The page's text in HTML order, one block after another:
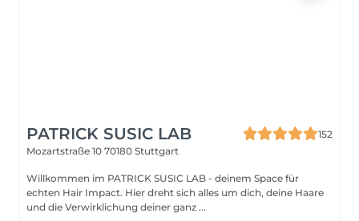
PATRICK SUSIC LAB
152
Mozartstraße 10 70180 Stuttgart
Willkommen im PATRICK SUSIC LAB - deinem Space für
echten Hair Impact. Hier dreht sich alles um dich, deine Haare
und die Verwirklichung deiner ganz ...